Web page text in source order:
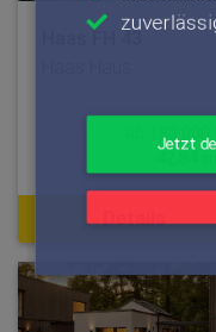
ab 183.000 €
Details